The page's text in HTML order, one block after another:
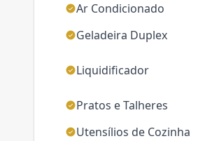
Ar Condicionado
Geladeira Duplex
Liquidificador
Pratos e Talheres
Utensílios de Cozinha